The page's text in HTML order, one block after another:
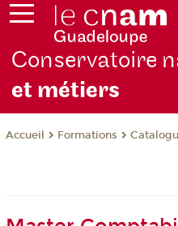
Conservatoire
et métiers
Accueil Formations